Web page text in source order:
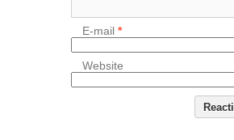
E-mail*
Website